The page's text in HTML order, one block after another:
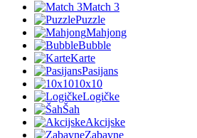
Match 3
Puzzle
Mahjong
Bubble
Karte
Pasijans
10x10
Logičke
Šah
Akcijske
Zabavne